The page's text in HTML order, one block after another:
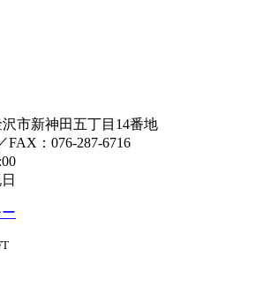
沢市新神田五丁目14番地
FAX：076-287-6716